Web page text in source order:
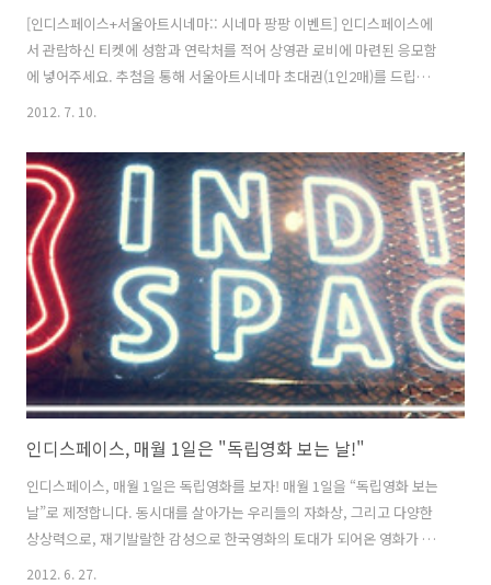
[인디스페이스+서울아트시네마:: 시네마 팡팡 이벤트] 인디스페이스에
서 관람하신 티켓에 성함과 연락처를 적어 상영관 로비에 마련된 응모함
에 넣어주세요. 추첨을 통해 서울아트시네마 초대권(1인2매)를 드립니
2012. 7. 10.
인디스페이스, 매월 1일은 "독립영화 보는 날!"
인디스페이스, 매월 1일은 독립영화를 보자! 매월 1일을 “독립영화 보는
날”로 제정합니다. 동시대를 살아가는 우리들의 자화상, 그리고 다양한
상상력으로, 재기발랄한 감성으로 한국영화의 토대가 되어온 영화가 바
로 독립영화입니다. 독립영화전용관 인디스페이스는 매달 1일을 “독립
2012. 6. 27.